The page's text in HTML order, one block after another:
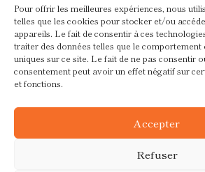
Pour offrir les meilleures expériences, nous
telles que les cookies pour stocker et/ou
appareils. Le fait de consentir à ces
traiter des données telles que le
uniques sur ce site. Le fait de ne pas consentir
consentement peut avoir un effet négatif sur
et fonctions.
Accepter
Refuser
Rendez-vous Beauté
Rendez-vous
Contact
Blog